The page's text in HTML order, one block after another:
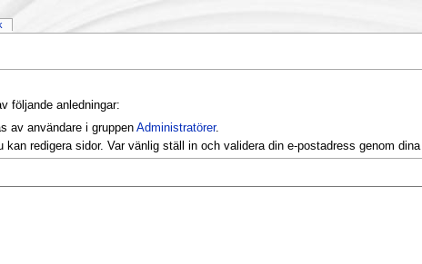
följande anledningar:
av användare i gruppen Administratörer.
kan redigera sidor. Var vänlig ställ in och validera din e-postadress genom dina